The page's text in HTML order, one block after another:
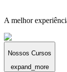
A melhor
Nossos Cursos
expand_more